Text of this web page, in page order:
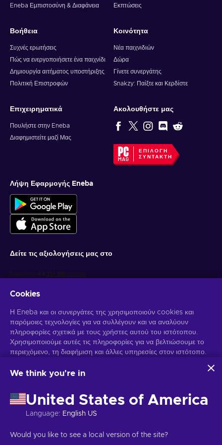
Eneba Εμπιστοσύνη & Διαφάνεια
Εκπτώσεις
Βοήθεια
Συχνές ερωτήσεις
Πώς να ενεργοποιήσετε ένα παιχνίδι
Δημιουργία αιτήματος υποστήριξης
Πολιτική Επιστροφών
Κοινότητα
Νέα παιχνιδιών
Δώρα
Γίνετε συνεργάτης
Snakzy: Παίξτε και Κερδίστε
Επιχειρηματικά
Πουλήστε στην Eneba
Διαφημιστείτε μαζί Μας
Ακολουθήστε μας
ΕΠΙΛΟΓΉ
ΣΥΝΤΆΚΤΗ
Λήψη Εφαρμογής Eneba
Δείτε τις αξιολογήσεις μας στο
Λάβετε προσωποποιημένες προσφορές για παιχνίδια
Μπορείτε να απεγγραφείτε οποιαδήποτε στιγμή. Επισκεφθείτε την
ΕλληνικάUSD
Cookies
Η Eneba και οι συνεργάτες της χρησιμοποιούν cookies και
παρόμοιες τεχνολογίες για να συλλέγουν και να αναλύουν
πληροφορίες σχετικά με τους χρήστες αυτού του ιστότοπου.
Χρησιμοποιούμε αυτές τις πληροφορίες για να βελτιώσουμε το
περιεχόμενο, τη διαφήμιση και άλλες υπηρεσίες στον ιστότοπο.
χρησιμοποιηθούν για την εξατομίκευση διαφημίσεων.
αυτών των τεχνολογιών από την Eneba και τους συνεργάτες
της. Μπορείτε να προσαρμόσετε τη συγκατάθεσή σας κάνοντας
κλικ στην επιλογή "Προσαρμογή".
οποίο η Google χρησιμοποιεί τα δεδομένα σας, ανατρέξτε στην
We think you're in
United States of America
Language: English US
Would you like to see a local version of the site?